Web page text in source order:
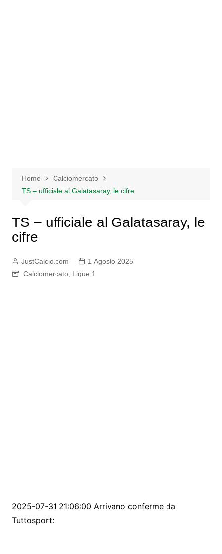
Home
Calciomercato
TS – ufficiale al Galatasaray, le cifre
TS – ufficiale al Galatasaray, le
cifre
JustCalcio.com
1 Agosto 2025
Calciomercato, Ligue 1
2025-07-31 21:06:00 Arrivano conferme da
Tuttosport: